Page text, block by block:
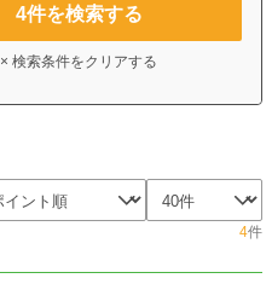
4件を検索する
× 検索条件をクリアする
4件